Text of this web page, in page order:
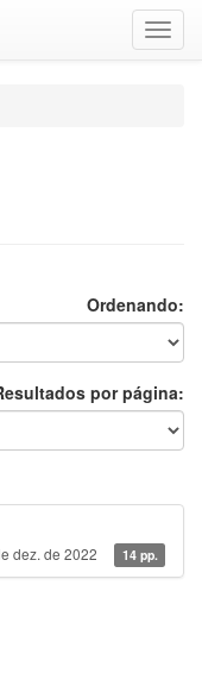
Ordenando:
por página:
dez. de 2022 14 pp.